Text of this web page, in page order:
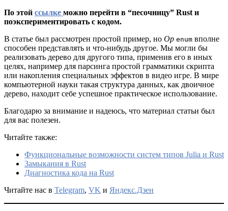
По этой ссылке можно перейти в “песочницу” Rust и
поэкспериментировать с кодом.
В статье был рассмотрен простой пример, но Op enum вполне
способен представлять и что-нибудь другое. Мы могли бы
реализовать дерево для другого типа, применив его в иных
целях, например для парсинга простой грамматики скрипта
или накопления специальных эффектов в видео игре. В мире
компьютерной науки такая структура данных, как двоичное
дерево, находит себе успешное практическое использование.
Благодарю за внимание и надеюсь, что материал статьи был
для вас полезен.
Читайте также:
Функциональные возможности систем типов Julia и Rust
Замыкания в Rust
Диагностика кода на Rust
Читайте нас в Telegram, VK и Яндекс.Дзен